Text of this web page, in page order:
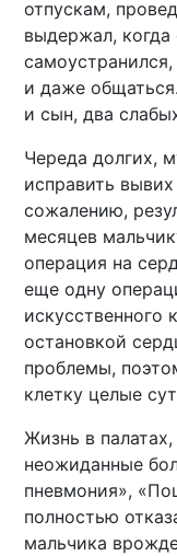
отпускам,
выдержал, когда
и даже
и сын, два
Череда долгих,
исправить
сожалению,
месяцев
операция на
еще одну
искусственного
остановкой
проблемы,
клетку целые
Жизнь в
неожиданные
пневмония»,
полностью
мальчика